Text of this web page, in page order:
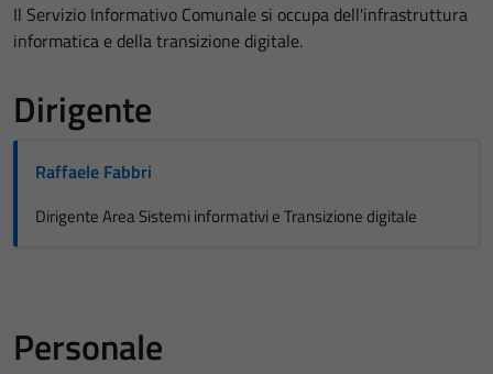
Il Servizio Informativo Comunale si occupa dell'infrastruttura
informatica e della transizione digitale.
Dirigente
Raffaele Fabbri
Dirigente Area Sistemi informativi e Transizione digitale
Personale